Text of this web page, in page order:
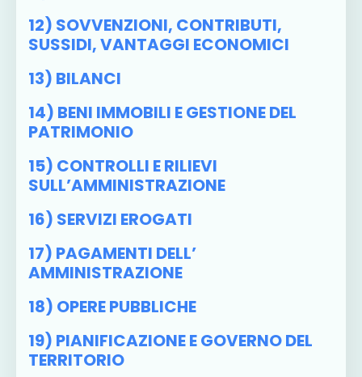
12) SOVVENZIONI, CONTRIBUTI,
SUSSIDI, VANTAGGI ECONOMICI
13) BILANCI
14) BENI IMMOBILI E GESTIONE DEL
PATRIMONIO
15) CONTROLLI E RILIEVI
SULL’AMMINISTRAZIONE
16) SERVIZI EROGATI
17) PAGAMENTI DELL’
AMMINISTRAZIONE
18) OPERE PUBBLICHE
19) PIANIFICAZIONE E GOVERNO DEL
TERRITORIO